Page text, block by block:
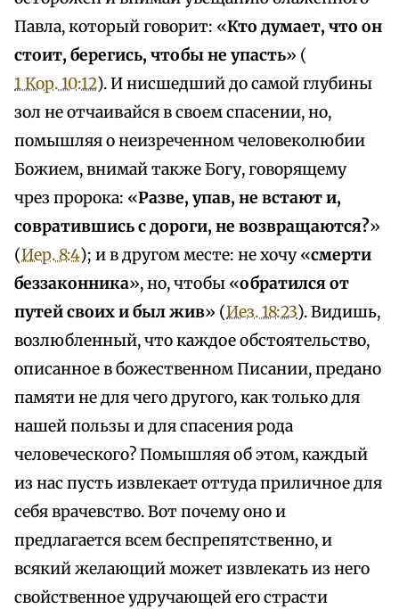
Павла, который говорит: «Кто думает, что он
стоит, берегись, чтобы не упасть» (
1 Кор. 10:12). И нисшедший до самой глубины
зол не отчаивайся в своем спасении, но,
помышляя о неизреченном человеколюбии
Божием, внимай также Богу, говорящему
чрез пророка: «Разве, упав, не встают и,
совратившись с дороги, не возвращаются?»
(Иер. 8:4); и в другом месте: не хочу «смерти
беззаконника», но, чтобы «обратился от
путей своих и был жив» (Иез. 18:23). Видишь,
возлюбленный, что каждое обстоятельство,
описанное в божественном Писании, предано
памяти не для чего другого, как только для
нашей пользы и для спасения рода
человеческого? Помышляя об этом, каждый
из нас пусть извлекает оттуда приличное для
себя врачевство. Вот почему оно и
предлагается всем беспрепятственно, и
всякий желающий может извлекать из него
свойственное удручающей его страсти